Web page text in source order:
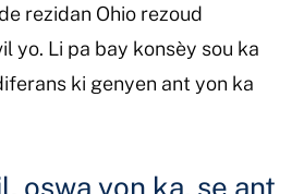
rezidan Ohio rezoud
yo. Li pa bay konsèy sou ka
ki genyen ant yon ka
oswa yon ka, se ant